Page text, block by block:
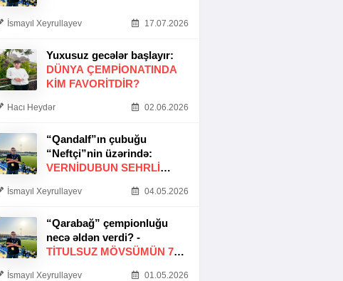
İsmayıl Xeyrullayev 17.07.2026
Yuxusuz gecələr başlayır:
DÜNYA ÇEMPIONATINDA
KIM FAVORITDIR?
Hacı Heydər 02.06.2026
“Qandalf”ın çubuğu
“Neftçi”nin üzərində:
VERNİDUBUN SEHRLİ
İsmayıl Xeyrullayev 04.05.2026
“Qarabağ” çempionluğu
necə əldən verdi? -
TITULSUZ MÖVSÜMÜN 7
İsmayıl Xeyrullayev 01.05.2026